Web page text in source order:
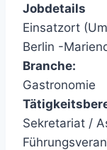
Jobdetails
Einsatzort
Berlin -
Branche:
Gastronomie
Sekretariat /